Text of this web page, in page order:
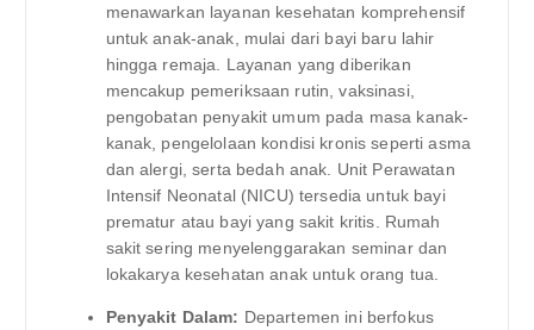
menawarkan layanan kesehatan komprehensif
untuk anak-anak, mulai dari bayi baru lahir
hingga remaja. Layanan yang diberikan
mencakup pemeriksaan rutin, vaksinasi,
pengobatan penyakit umum pada masa kanak-
kanak, pengelolaan kondisi kronis seperti asma
dan alergi, serta bedah anak. Unit Perawatan
Intensif Neonatal (NICU) tersedia untuk bayi
prematur atau bayi yang sakit kritis. Rumah
sakit sering menyelenggarakan seminar dan
lokakarya kesehatan anak untuk orang tua.
Penyakit Dalam: Departemen ini berfokus